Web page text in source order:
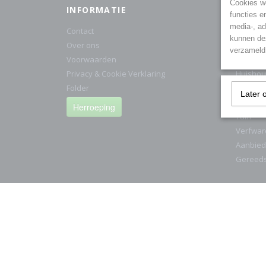
INFORMATIE
Contact
Over ons
Voorwaarden
Privacy & Cookie Verklaring
Folder
Herroeping
Cat1/
Tuin
Cookies
functies
media-,
kunnen
Later